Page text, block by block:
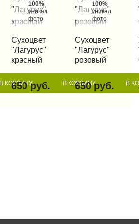
В КОРЗИНУ
100%
уникальные
фото
КУПИТЬ В 1 КЛИК
Сухоцвет
"Лагурус"
красный
650 руб. В КОРЗИНУ
100%
уникальные
фото
КУПИТЬ В 1 КЛИК
Сухоцвет
"Лагурус"
розовый
650 руб. В